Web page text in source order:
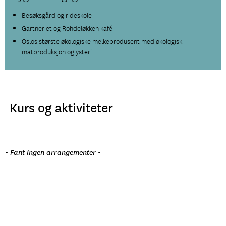
Besøksgård og rideskole
Gartneriet og Rohdeløkken kafé
Oslos største økologiske melkeprodusent med økologisk
matproduksjon og ysteri
Kurs og aktiviteter
- Fant ingen arrangementer -